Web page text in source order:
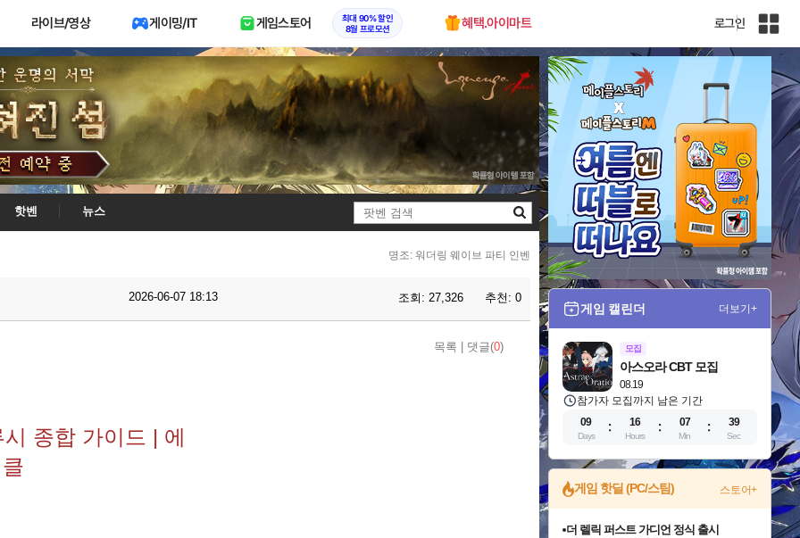
라이브/영상 게이밍/IT 게임스토어
최대 90% 할인
8월 프로모션
혜택.아이마트 로그인
인
벤
체
사
맵
핫벤
뉴스
검
명조: 워더링 웨이브 파티 인벤
2026-06-07 18:13 조회: 27,326 추천: 0
목록 댓글(0)
종합 가이드 | 에
게임 캘린더 더보기+
모집
08.19
아스오라 CBT 모집
참가자 모집까지 남은 기간
09
Days
16
Hours
07
Min
38
Sec
게임 핫딜 (PC/스팀) 스토어+
더 렐릭 퍼스트 가디언 정식 출시